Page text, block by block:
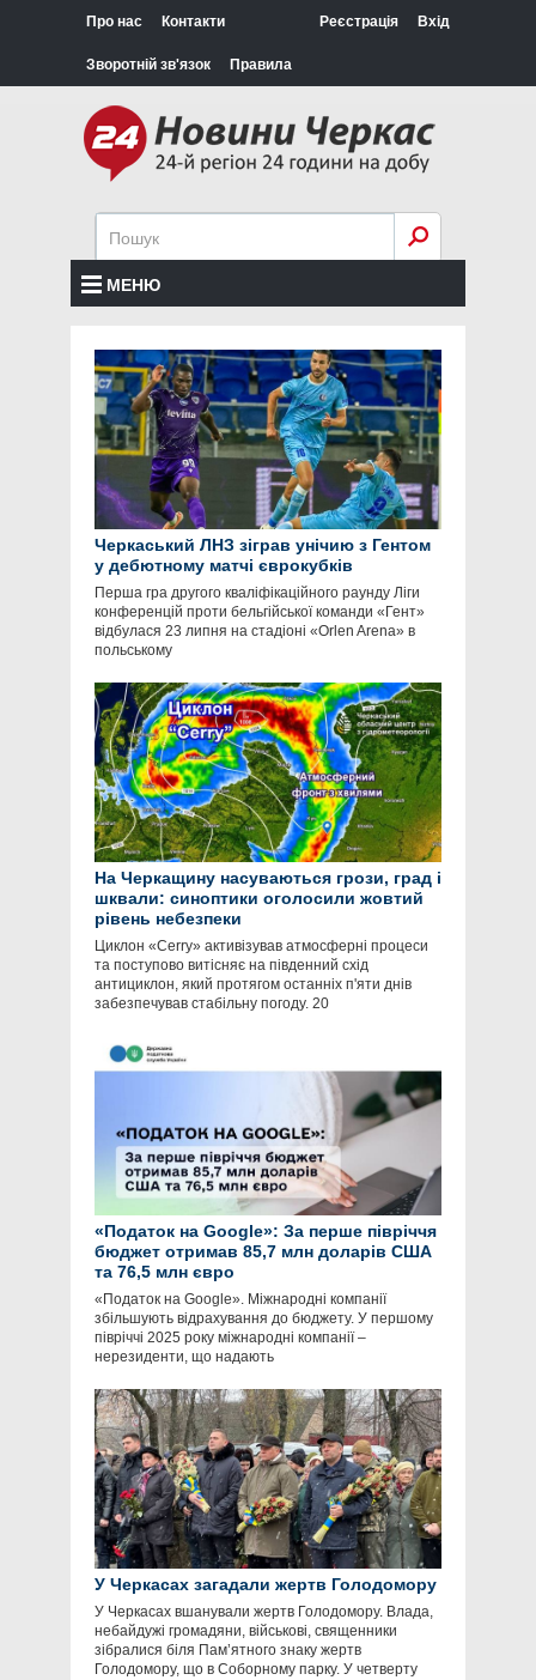
Про нас Контакти
Зворотній зв'язок Правила
Реєстрація Вхід
МЕНЮ
Черкаський ЛНЗ зіграв унічию з Гентом
у дебютному матчі єврокубків
Перша гра другого кваліфікаційного раунду Ліги
конференцій проти бельгійської команди «Гент»
відбулася 23 липня на стадіоні «Orlen Arena» в
польському
На Черкащину насуваються грози, град і
шквали: синоптики оголосили жовтий
рівень небезпеки
Циклон «Cerry» активізував атмосферні процеси
та поступово витісняє на південний схід
антициклон, який протягом останніх п'яти днів
забезпечував стабільну погоду. 20
«Податок на Google»: За перше півріччя
бюджет отримав 85,7 млн доларів США
та 76,5 млн євро
«Податок на Google». Міжнародні компанії
збільшують відрахування до бюджету. У першому
півріччі 2025 року міжнародні компанії –
нерезиденти, що надають
У Черкасах загадали жертв Голодомору
У Черкасах вшанували жертв Голодомору. Влада,
небайдужі громадяни, військові, священники
зібралися біля Пам’ятного знаку жертв
Голодомору, що в Соборному парку. У четверту